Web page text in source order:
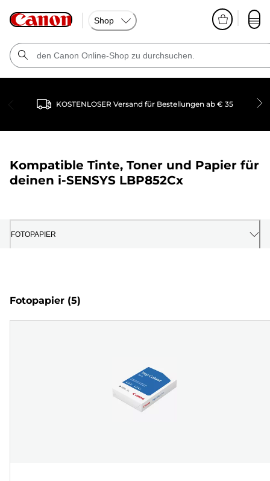
Shop
KOSTENLOSER Versand für Bestellungen ab € 35
Kompatible Tinte, Toner und Papier für
deinen i-SENSYS LBP852Cx
FOTOPAPIER
Fotopapier (5)